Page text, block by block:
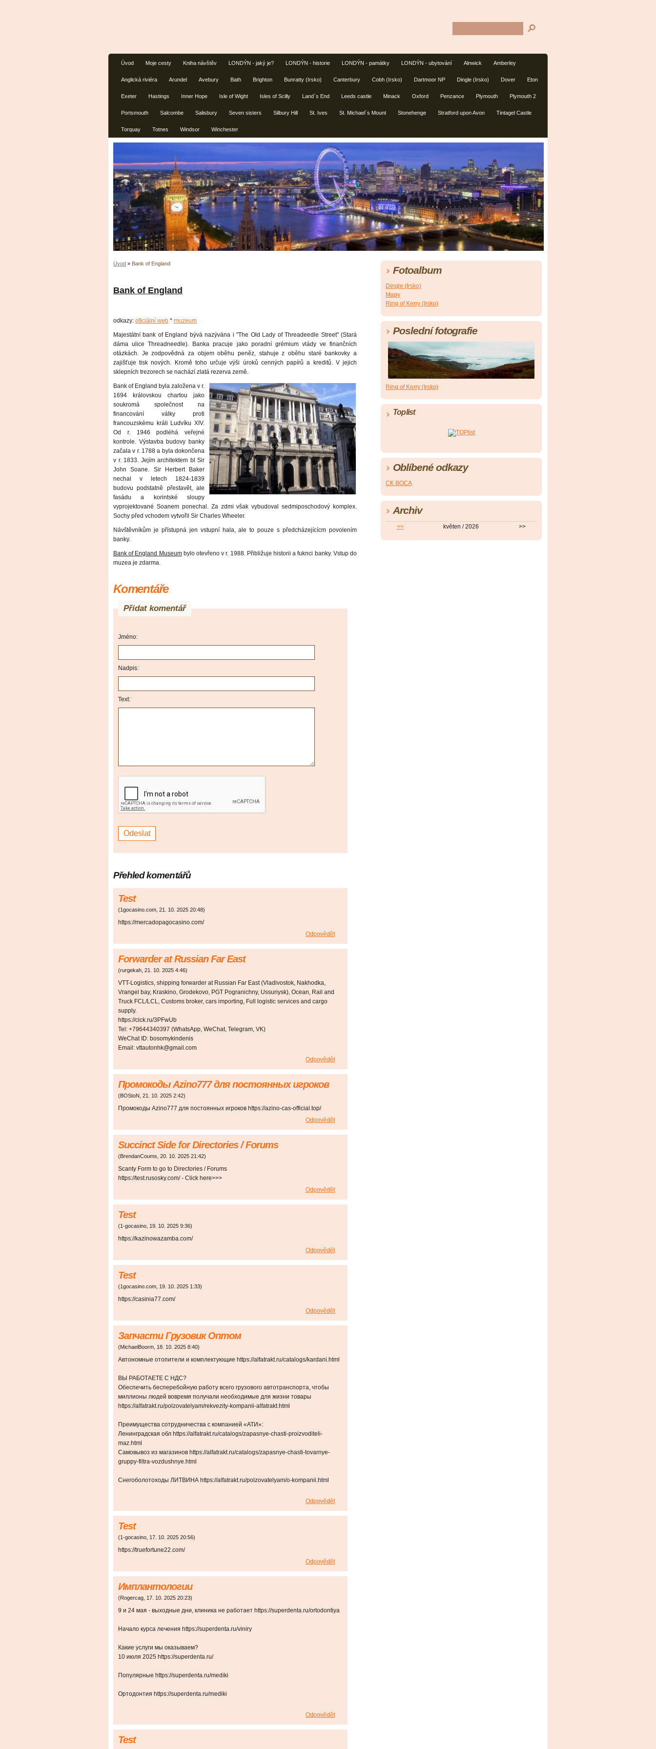
Úvod Moje cesty Kniha návštěv LONDÝN - jaký je? LONDÝN - historie LONDÝN - památky LONDÝN - ubytování Alnwick Amberley
Anglická riviéra Arundel Avebury Bath Brighton Bunratty (Irsko) Canterbury Cobh (Irsko) Dartmoor NP Dingle (Irsko) Dover Eton
Exeter Hastings Inner Hope Isle of Wight Isles of Scilly Land´s End Leeds castle Minack Oxford Penzance Plymouth Plymouth 2
Portsmouth Salcombe Salisbury Seven sisters Silbury Hill St. Ives St. Michael´s Mount Stonehenge Stratford upon Avon Tintagel Castle
Torquay Totnes Windsor Winchester
Úvod » Bank of England
Bank of England
odkazy: oficiální web * muzeum
Majestátní bank of England bývá nazývána i "The Old Lady of Threadeedle Street" (Stará
dáma ulice Threadneedle). Banka pracuje jako poradní grémium vlády ve finančních
otázkách. Je zodpovědná za objem oběhu peněz, stahuje z oběhu staré bankovky a
zajišťuje tisk nových. Kromě toho určuje výši úroků cenných papírů a kreditů. V jejich
sklepních trezorech se nachází zlatá rezerva země.
Bank of England byla založena v r.
1694 královskou chartou jako
soukromá společnost na
financování války proti
francouzskému králi Ludvíku XIV.
Od r. 1946 podléhá veřejné
kontrole. Výstavba budovy banky
začala v r. 1788 a byla dokončena
v r. 1833. Jejím architektem bl Sir
John Soane. Sir Herbert Baker
nechal v letech 1824-1839
budovu podstatně přestavět, ale
fasádu a korintské sloupy
vyprojektované Soanem ponechal. Za zdmi však vybudoval sedmiposchodový komplex.
Sochy před vchodem vytvořil Sir Charles Wheeler.
Návštěvníkům je přístupná jen vstupní hala, ale to pouze s předcházejícícm povolením
banky.
Bank of England Museumbylo otevřeno v r. 1988. Přibližuje historii a fuknci banky. Vstup do
muzea je zdarma.
Komentáře
Přidat komentář
Jméno:
Nadpis:
Text:
Přehled komentářů
Test
(1gocasino.com 21. 10. 2025 20:48)
https://mercadopagocasino.com/
Odpovědět
Forwarder at Russian Far East
(rurgekah 21. 10. 2025 4:46)
VTT-Logistics, shipping forwarder at Russian Far East (Vladivostok, Nakhodka,
Vrangel bay, Kraskino, Grodekovo, PGT Pogranichny, Ussuriysk), Ocean, Rail and
Truck FCL/LCL, Customs broker, cars importing, Full logistic services and cargo
supply.
https://clck.ru/3PFwUb
Tel: +79644340397 (WhatsApp, WeChat, Telegram, VK)
WeChat ID: bosomykindenis
Email: vttautonhk@gmail.com
Odpovědět
Промокоды Azino777 для постоянных игроков
(BOStoN 21. 10. 2025 2:42)
Промокоды Azino777 для постоянных игроков https://azino-cas-official.top/
Odpovědět
Succinct Side for Directories / Forums
(BrendanCoums 20. 10. 2025 21:42)
Scanty Form to go to Directories / Forums
https://test.rusosky.com/ - Click here>>>
Odpovědět
Test
(1-gocasino 19. 10. 2025 9:36)
https://kazinowazamba.com/
Odpovědět
Test
(1gocasino.com 19. 10. 2025 1:33)
https://casinia77.com/
Odpovědět
Запчасти Грузовик Оптом
(MichaelBoorm 18. 10. 2025 8:40)
Автономные отопители и комплектующие https://alfatrakt.ru/catalogs/kardani.html
ВЫ РАБОТАЕТЕ С НДС?
Обеспечить бесперебойную работу всего грузового автотранспорта, чтобы
миллионы людей вовремя получали необходимые для жизни товары
https://alfatrakt.ru/polzovatelyam/rekvezity-kompanii-alfatrakt.html
Преимущества сотрудничества с компанией «АТИ»:
Ленинградская обл https://alfatrakt.ru/catalogs/zapasnye-chasti-proizvoditeli-
maz.html
Самовывоз из магазинов https://alfatrakt.ru/catalogs/zapasnye-chasti-tovarnye-
gruppy-filtra-vozdushnye.html
Снегоболотоходы ЛИТВИНА https://alfatrakt.ru/polzovatelyam/o-kompanii.html
Odpovědět
Test
(1-gocasino 17. 10. 2025 20:56)
https://truefortune22.com/
Odpovědět
Имплантологии
(Rogercag 17. 10. 2025 20:23)
9 и 24 мая - выходные дни, клиника не работает https://superdenta.ru/ortodontiya
Начало курса лечения https://superdenta.ru/viniry
Какие услуги мы оказываем?
10 июля 2025 https://superdenta.ru/
Популярные https://superdenta.ru/mediki
Ортодонтия https://superdenta.ru/mediki
Odpovědět
Test
Fotoalbum
Dingle (Irsko)
Mapy
Ring of Kerry (Irsko)
Poslední fotografie
Ring of Kerry (Irsko)
Toplist
Oblíbené odkazy
CK BOCA
Archiv
<< květen / 2026 >>